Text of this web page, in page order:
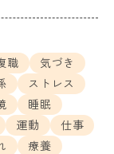
職
気づき
ストレス
睡眠
運動
仕事
療養